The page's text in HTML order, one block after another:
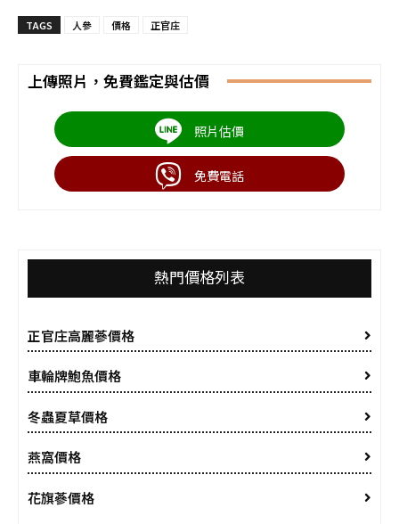
TAGS 人參 價格 正官庄
上傳照片，免費鑑定與估價
照片估價
免費電話
熱門價格列表
正官庄高麗蔘價格
車輪牌鮑魚價格
冬蟲夏草價格
燕窩價格
花旗蔘價格